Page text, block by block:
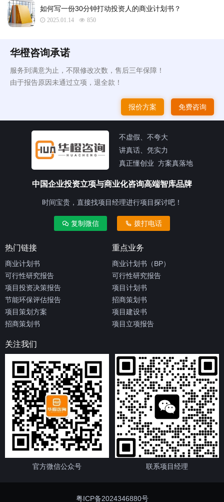
如何写一份30分钟打动投资人的商业计划书？
2025.01.14 850
华橙咨询承诺
服务到满意为止，不限修改次数，售后三年保障！
由于报告原因未通过立项，退全款！
报价方案 免费咨询
不虚假、不夸大
讲真话、凭实力
真正懂创业 方案真落地
中国企业投资立项与商业化咨询高端智库品牌
时间宝贵，直接找项目经理进行项目探讨吧！
复制微信 拨打电话
热门链接
商业计划书
可行性研究报告
项目投资决策报告
节能环保评估报告
项目策划方案
招商策划书
重点业务
商业计划书（BP）
可行性研究报告
项目计划书
招商策划书
项目建设书
项目立项报告
关注我们
官方微信公众号 联系项目经理
粤ICP备2024346880号